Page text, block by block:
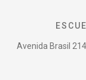
Avenida Brasil